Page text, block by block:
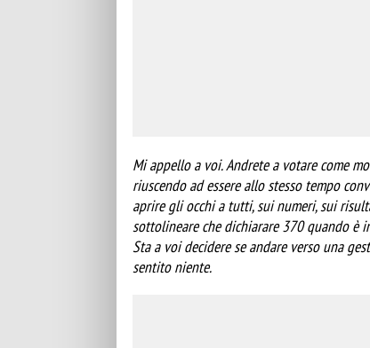
Mi appello a voi. Andrete a votare come
riuscendo ad essere allo stesso tempo
aprire gli occhi a tutti, sui numeri, sui
sottolineare che dichiarare 370 quando è
Sta a voi decidere se andare verso una
sentito niente.